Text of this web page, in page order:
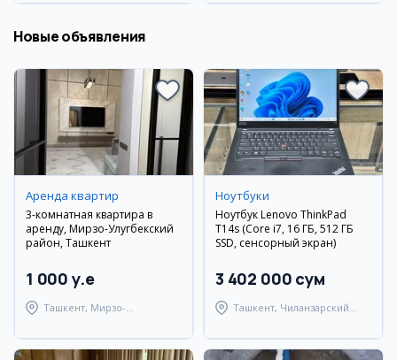
Новые объявления
Аренда квартир
3-комнатная квартира в
аренду, Мирзо-Улугбекский
район, Ташкент
1 000 y.e
Ташкент, Мирзо-
Ноутбуки
Ноутбук Lenovo ThinkPad
T14s (Core i7, 16 ГБ, 512 ГБ
SSD, сенсорный экран)
3 402 000 сум
Ташкент, Чиланзарский